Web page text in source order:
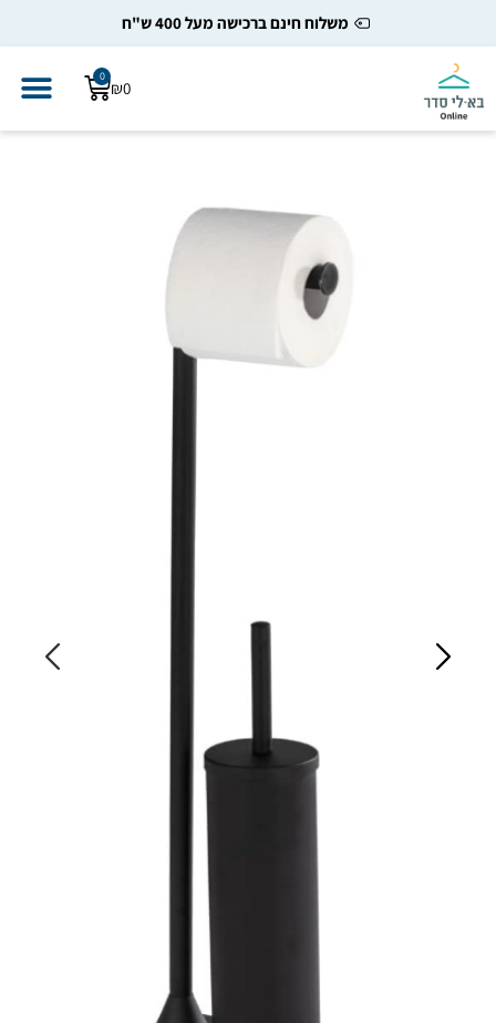
משלוח חינם ברכישה מעל 400 ש"ח
₪
0